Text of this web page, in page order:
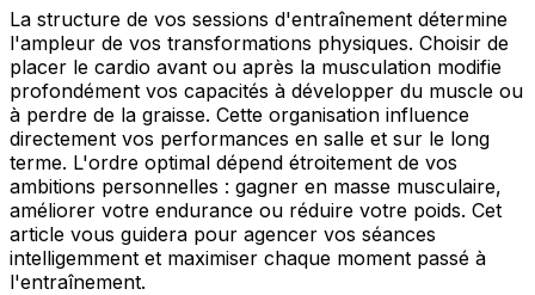
La structure de vos sessions d'entraînement détermine
l'ampleur de vos transformations physiques. Choisir de
placer le cardio avant ou après la musculation modifie
profondément vos capacités à développer du muscle ou
à perdre de la graisse. Cette organisation influence
directement vos performances en salle et sur le long
terme. L'ordre optimal dépend étroitement de vos
ambitions personnelles : gagner en masse musculaire,
améliorer votre endurance ou réduire votre poids. Cet
article vous guidera pour agencer vos séances
intelligemment et maximiser chaque moment passé à
l'entraînement.